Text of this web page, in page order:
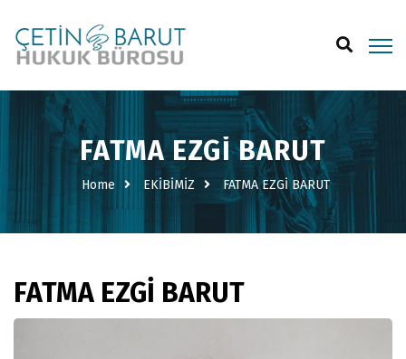
FATMA EZGİ BARUT
Home EKİBİMİZ FATMA EZGİ BARUT
FATMA EZGİ BARUT